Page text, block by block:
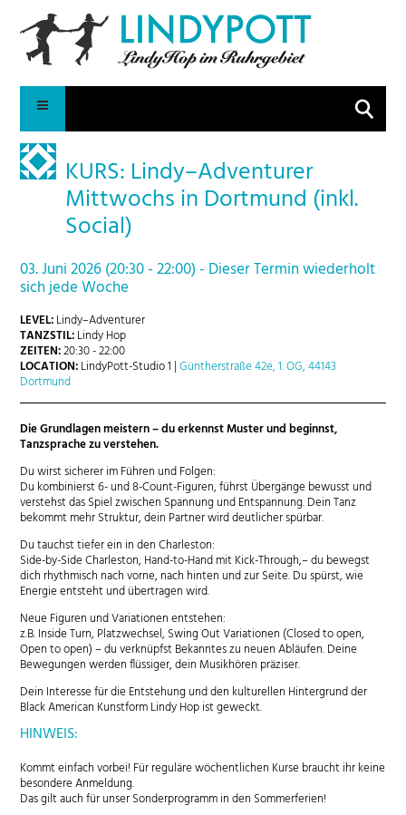
Suche
KURS: Lindy–Adventurer
Mittwochs in Dortmund (inkl.
Social)
03. Juni 2026 (20:30 - 22:00) - Dieser Termin wiederholt
sich jede Woche
LEVEL:Lindy–Adventurer
TANZSTIL:Lindy Hop
ZEITEN:20:30 - 22:00
LOCATION:LindyPott-Studio 1 |Güntherstraße 42e, 1. OG, 44143
Dortmund
Die Grundlagen meistern – du erkennst Muster und beginnst,
Tanzsprache zu verstehen.
Du wirst sicherer im Führen und Folgen:
Du kombinierst 6- und 8-Count-Figuren, führst Übergänge bewusst und
verstehst das Spiel zwischen Spannung und Entspannung. Dein Tanz
bekommt mehr Struktur, dein Partner wird deutlicher spürbar.
Du tauchst tiefer ein in den Charleston:
Side-by-Side Charleston, Hand-to-Hand mit Kick-Through,– du bewegst
dich rhythmisch nach vorne, nach hinten und zur Seite. Du spürst, wie
Energie entsteht und übertragen wird.
Neue Figuren und Variationen entstehen:
z.B. Inside Turn, Platzwechsel, Swing Out Variationen (Closed to open,
Open to open) – du verknüpfst Bekanntes zu neuen Abläufen. Deine
Bewegungen werden flüssiger, dein Musikhören präziser.
Dein Interesse für die Entstehung und den kulturellen Hintergrund der
Black American Kunstform Lindy Hop ist geweckt.
HINWEIS:
Kommt einfach vorbei! Für reguläre wöchentlichen Kurse braucht ihr keine
besondere Anmeldung.
Das gilt auch für unser Sonderprogramm in den Sommerferien!